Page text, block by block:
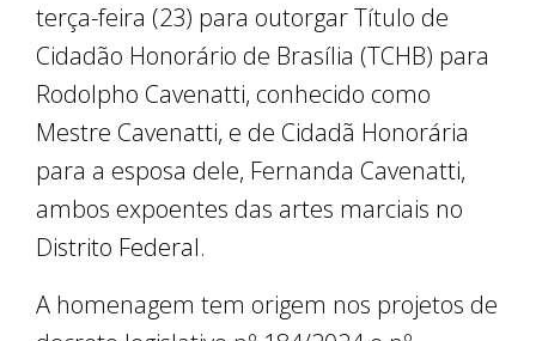
terça-feira (23) para outorgar Título de
Cidadão Honorário de Brasília (TCHB) para
Rodolpho Cavenatti, conhecido como
Mestre Cavenatti, e de Cidadã Honorária
para a esposa dele, Fernanda Cavenatti,
ambos expoentes das artes marciais no
Distrito Federal.
A homenagem tem origem nos projetos de